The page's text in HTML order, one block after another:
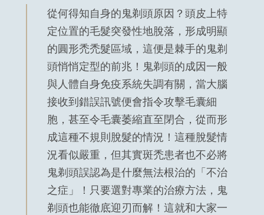
從何得知自身的鬼剃頭原因？頭皮上特
定位置的毛髮突發性地脫落，形成明顯
的圓形禿禿髮區域，這便是棘手的鬼剃
頭悄悄定型的前兆！鬼剃頭的成因一般
與人體自身免疫系統失調有關，當大腦
接收到錯誤訊號便會指令攻擊毛囊細
胞，甚至令毛囊萎縮直至閉合，從而形
成這種不規則脫髮的情況！這種脫髮情
況看似嚴重，但其實斑禿患者也不必將
鬼剃頭誤認為是什麼無法根治的「不治
之症」！只要選對專業的治療方法，鬼
剃頭也能徹底迎刃而解！這就和大家一